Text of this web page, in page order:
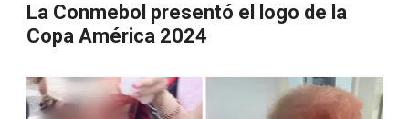
La Conmebol presentó el logo de la
Copa América 2024